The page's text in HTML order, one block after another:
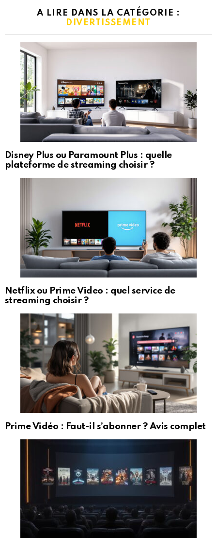
A LIRE DANS LA CATÉGORIE :
DIVERTISSEMENT
Disney Plus ou Paramount Plus : quelle
plateforme de streaming choisir ?
Netflix ou Prime Video : quel service de
streaming choisir ?
Prime Vidéo : Faut-il s’abonner ? Avis complet